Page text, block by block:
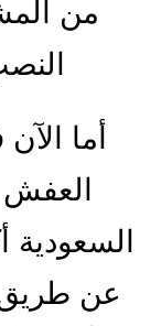
من
أما
السعودية
عن طريق